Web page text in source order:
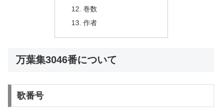
巻数
作者
万葉集3046番について
歌番号